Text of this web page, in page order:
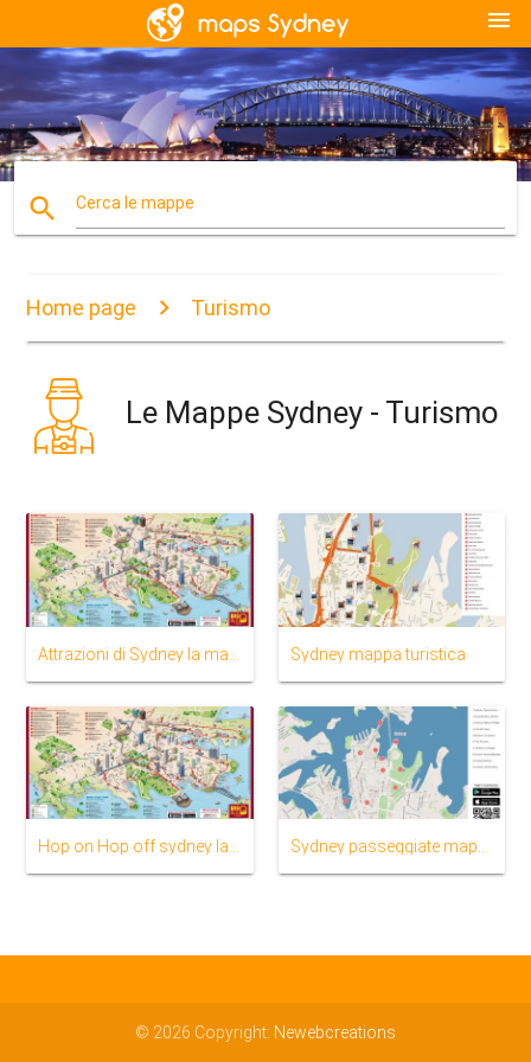
menu
search Cerca le mappe
Home page Turismo
Le Mappe Sydney - Turismo
Sydney mappa turistica
© 2026 Copyright: Newebcreations